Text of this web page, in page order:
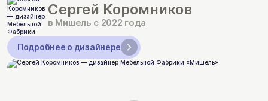
Сергей Коромников
в Мишель с 2022 года
Подробнее о дизайнере